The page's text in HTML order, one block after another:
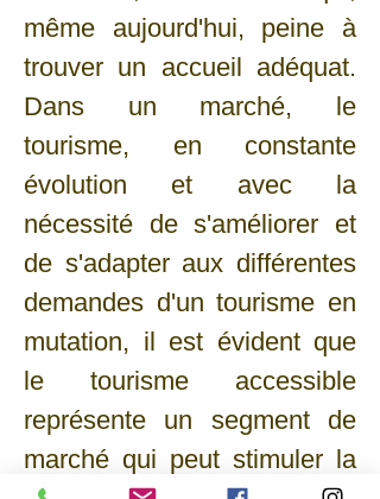
même aujourd'hui, peine à
trouver un accueil adéquat.
Dans un marché, le
tourisme, en constante
évolution et avec la
nécessité de s'améliorer et
de s'adapter aux différentes
demandes d'un tourisme en
mutation, il est évident que
le tourisme accessible
représente un segment de
marché qui peut stimuler la